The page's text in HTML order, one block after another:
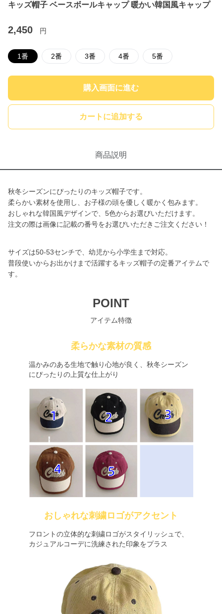
キッズ帽子 ベースボールキャップ 暖かい韓国風キャップ
2,450 円
1番 2番 3番 4番 5番
購入画面に進む
カートに追加する
商品説明
秋冬シーズンにぴったりのキッズ帽子です。
柔らかい素材を使用し、お子様の頭を優しく暖かく包みます。
おしゃれな韓国風デザインで、5色からお選びいただけます。
注文の際は画像に記載の番号をお選びいただきご注文ください！
サイズは50-53センチで、幼児から小学生まで対応。
普段使いからお出かけまで活躍するキッズ帽子の定番アイテムで
す。
POINT
アイテム特徴
柔らかな素材の質感
温かみのある生地で触り心地が良く、秋冬シーズン
にぴったりの上質な仕上がり
おしゃれな刺繍ロゴがアクセント
フロントの立体的な刺繍ロゴがスタイリッシュで、
カジュアルコーデに洗練された印象をプラス